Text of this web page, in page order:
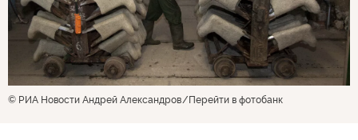
© РИА Новости Андрей Александров Перейти в фотобанк